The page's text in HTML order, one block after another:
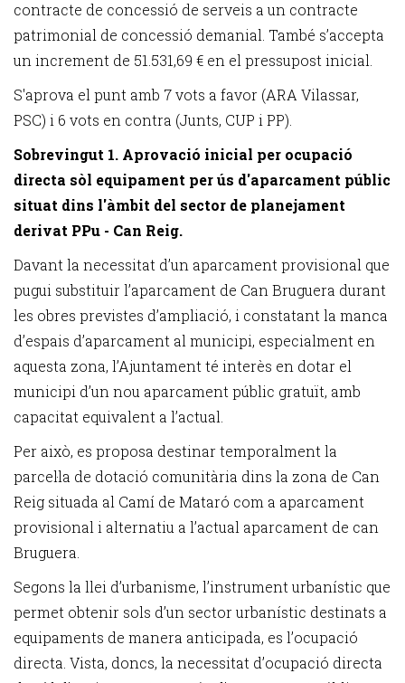
contracte de concessió de serveis a un contracte
patrimonial de concessió demanial. També s’accepta
un increment de 51.531,69 € en el pressupost inicial.
S'aprova el punt amb 7 vots a favor (ARA Vilassar,
PSC) i 6 vots en contra (Junts, CUP i PP).
Sobrevingut 1. Aprovació inicial per ocupació
directa sòl equipament per ús d'aparcament públic
situat dins l'àmbit del sector de planejament
derivat PPu - Can Reig.
Davant la necessitat d’un aparcament provisional que
pugui substituir l’aparcament de Can Bruguera durant
les obres previstes d’ampliació, i constatant la manca
d’espais d’aparcament al municipi, especialment en
aquesta zona, l’Ajuntament té interès en dotar el
municipi d’un nou aparcament públic gratuït, amb
capacitat equivalent a l’actual.
Per això, es proposa destinar temporalment la
parcel·la de dotació comunitària dins la zona de Can
Reig situada al Camí de Mataró com a aparcament
provisional i alternatiu a l’actual aparcament de can
Bruguera.
Segons la llei d’urbanisme, l’instrument urbanístic que
permet obtenir sols d’un sector urbanístic destinats a
equipaments de manera anticipada, es l’ocupació
directa. Vista, doncs, la necessitat d’ocupació directa